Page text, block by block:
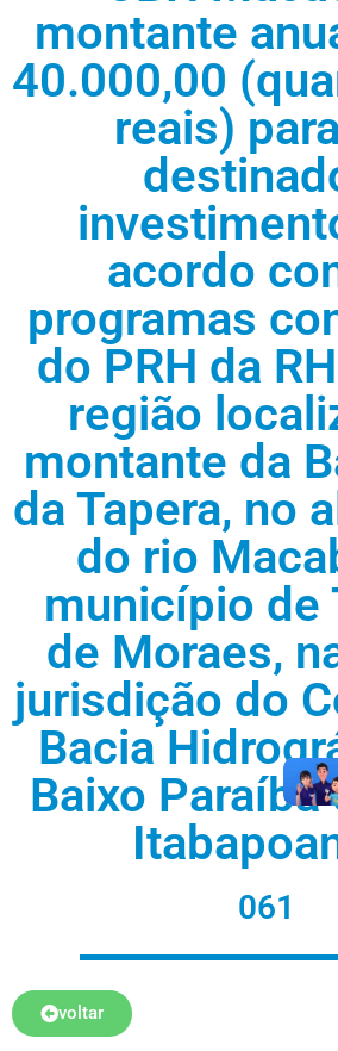
montante
40.000,00
reais)
acordo
programas
do PRH da
região
montante da
da Tapera, no
do rio
município de
de Moraes,
jurisdição do
Bacia
Baixo Paraíba
061
voltar